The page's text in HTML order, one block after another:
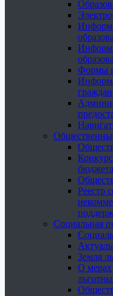
Формы
граждан
Реестр
Социальная
Земля
О мерах